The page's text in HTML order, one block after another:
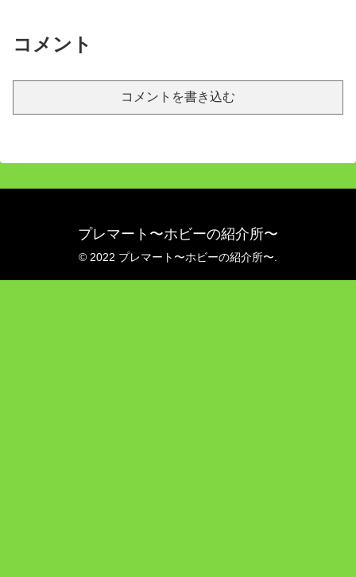
コメント
コメントを書き込む
プレマート〜ホビーの紹介所〜
© 2022 プレマート〜ホビーの紹介所〜.